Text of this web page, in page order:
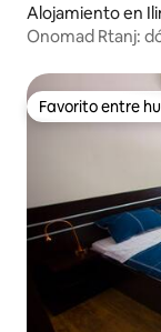
Alojamiento en
Onomad Rtanj:
Favorito entre
Favorito entre